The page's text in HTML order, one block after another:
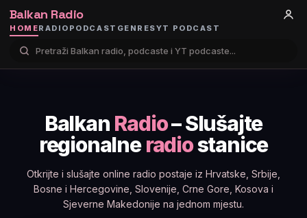
Balkan Radio
HOMERADIO PODCAST GENRESYT PODCAST
Balkan Radio– Slušajte
regionalneradiostanice
Otkrijte i slušajte online radio postaje iz Hrvatske, Srbije,
Bosne i Hercegovine, Slovenije, Crne Gore, Kosova i
Sjeverne Makedonije na jednom mjestu.